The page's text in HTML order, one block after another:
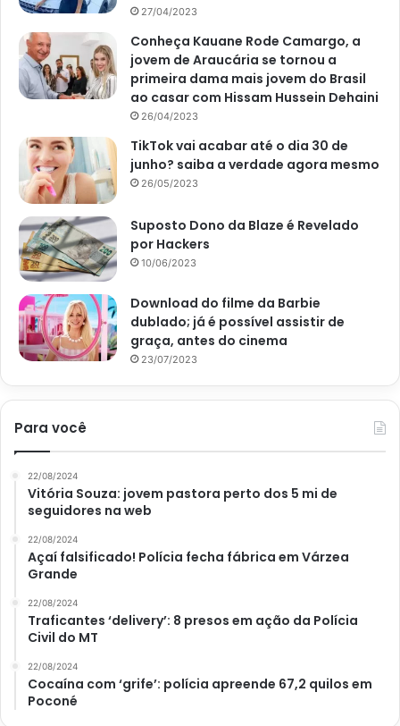
27/04/2023
Conheça Kauane Rode Camargo, a
jovem de Araucária se tornou a
primeira dama mais jovem do Brasil
ao casar com Hissam Hussein Dehaini
26/04/2023
TikTok vai acabar até o dia 30 de
junho? saiba a verdade agora mesmo
26/05/2023
Suposto Dono da Blaze é Revelado
por Hackers
10/06/2023
Download do filme da Barbie
dublado; já é possível assistir de
graça, antes do cinema
23/07/2023
Para você
22/08/2024
Vitória Souza: jovem pastora perto dos 5 mi de
seguidores na web
22/08/2024
Açaí falsificado! Polícia fecha fábrica em Várzea
Grande
22/08/2024
Traficantes ‘delivery’: 8 presos em ação da Polícia
Civil do MT
22/08/2024
Cocaína com ‘grife’: polícia apreende 67,2 quilos em
Poconé